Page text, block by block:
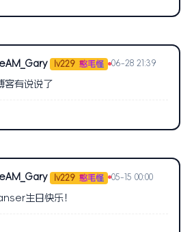
lv229 憨毛怪 06-28 21:39
客有说说了
lv229 憨毛怪 05-15 00:00
生日快乐！